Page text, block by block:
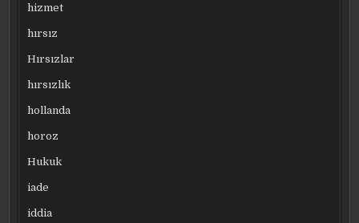
hizmet
hırsız
Hırsızlar
hırsızlık
hollanda
horoz
Hukuk
iade
iddia